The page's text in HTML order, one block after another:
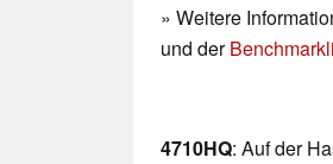
» Weitere
und der
4710HQ: Auf der